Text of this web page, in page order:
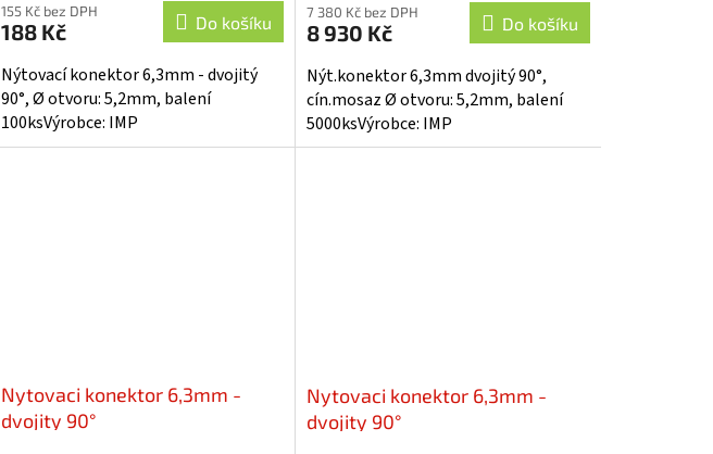
155 Kč bez DPH
188 Kč Do košíku
Nýtovací konektor 6,3mm - dvojitý
90°, Ø otvoru: 5,2mm, balení
100ksVýrobce: IMP
7 380 Kč bez DPH
8 930 Kč Do košíku
Nýt.konektor 6,3mm dvojitý 90°,
cín.mosaz Ø otvoru: 5,2mm, balení
5000ksVýrobce: IMP
Nytovaci konektor 6,3mm -
dvojity 90°
Nytovaci konektor 6,3mm -
dvojity 90°